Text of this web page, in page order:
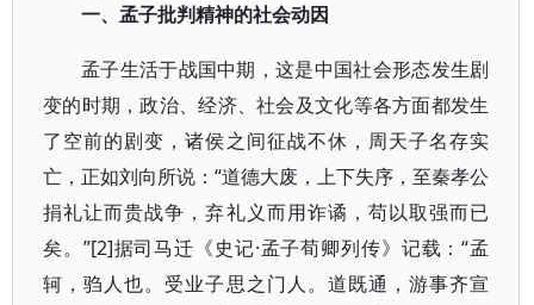
一、孟子批判精神的社会动因
孟子生活于战国中期，这是中国社会形态发生剧
变的时期，政治、经济、社会及文化等各方面都发生
了空前的剧变，诸侯之间征战不休，周天子名存实
亡，正如刘向所说：“道德大废，上下失序，至秦孝公
捐礼让而贵战争，弃礼义而用诈谲，苟以取强而已
矣。”[2]据司马迁《史记·孟子荀卿列传》记载：“孟
轲，驺人也。受业子思之门人。道既通，游事齐宣